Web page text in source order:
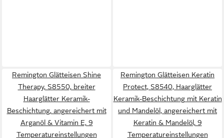
Remington Glätteisen Shine
Therapy, S8550, breiter
Haarglätter Keramik-
Beschichtung, angereichert mit
Arganöl & Vitamin E, 9
Temperatureinstellungen
Remington Glätteisen Keratin
Protect, S8540, Haarglätter
Keramik-Beschichtung mit Keratin
und Mandelöl, angereichert mit
Keratin & Mandelöl, 9
Temperatureinstellungen